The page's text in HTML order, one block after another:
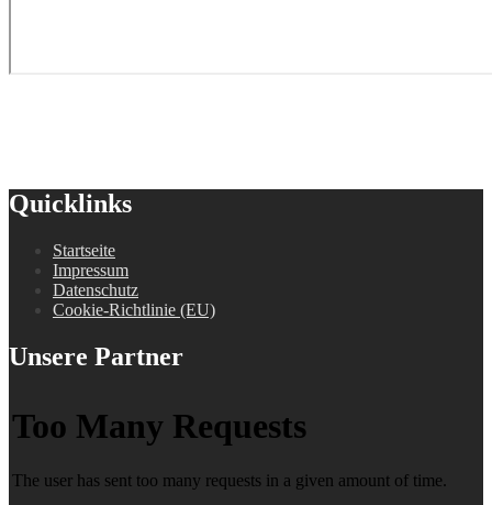
Quicklinks
Startseite
Impressum
Datenschutz
Cookie-Richtlinie (EU)
Unsere Partner